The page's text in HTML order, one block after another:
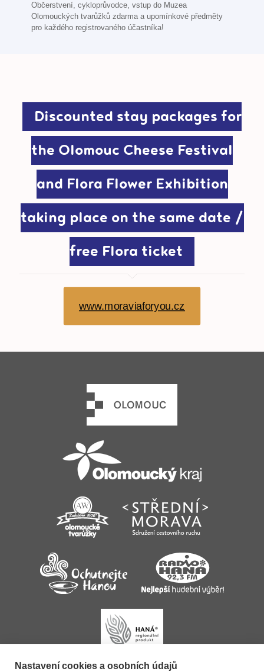
Občerstvení, cykloprůvodce, vstup do Muzea
Olomouckých tvarůžků zdarma a upomínkové předměty
pro každého registrovaného účastníka!
Discounted stay packages for
the Olomouc Cheese Festival
and Flora Flower Exhibition
taking place on the same date /
free Flora ticket
www.moraviaforyou.cz
Nastavení cookies a osobních údajů